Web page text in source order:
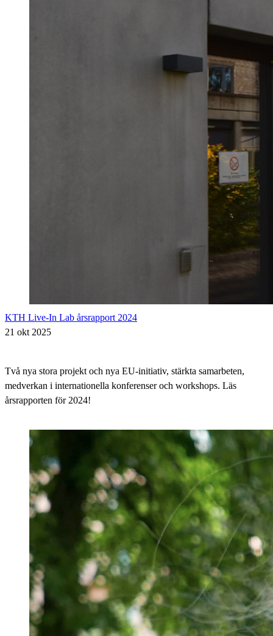
KTH Live-In Lab årsrapport 2024
21 okt 2025
Två nya stora projekt och nya EU-initiativ, stärkta samarbeten,
medverkan i internationella konferenser och workshops. Läs
årsrapporten för 2024!